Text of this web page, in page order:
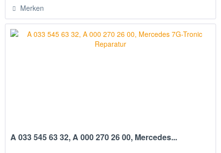
Merken
A 033 545 63 32, A 000 270 26 00, Mercedes...